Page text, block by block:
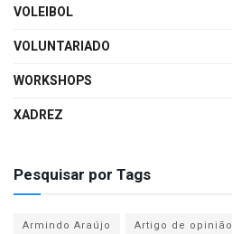
VOLEIBOL
VOLUNTARIADO
WORKSHOPS
XADREZ
Pesquisar por Tags
Armindo Araújo Artigo de opinião